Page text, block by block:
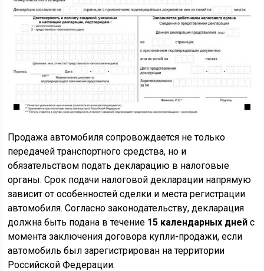
Продажа автомобиля сопровождается не только
передачей транспортного средства, но и
обязательством подать декларацию в налоговые
органы. Срок подачи налоговой декларации напрямую
зависит от особенностей сделки и места регистрации
автомобиля. Согласно законодательству, декларация
должна быть подана в течение 15 календарных дней с
момента заключения договора купли-продажи, если
автомобиль был зарегистрирован на территории
Российской Федерации.